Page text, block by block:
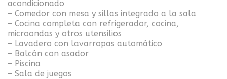
acondicionado
– Comedor con mesa y sillas integrado a la sala
– Cocina completa con refrigerador, cocina,
microondas y otros utensilios
– Lavadero con lavarropas automático
– Balcón con asador
– Piscina
– Sala de juegos